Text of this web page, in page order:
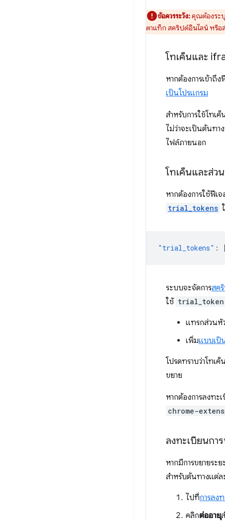
ข้อควรระวัง:คุณต้องระ
ตาแท็ก สคริปต์อินไลน์ หรือ
โทเค็นและ
หากต้องการเข้าถึ
เป็นโปรแกรม
สําหรับการใช้โทเ
ไม่ว่าจะเป็นต้นทา
ไฟล์ภายนอก
โทเค็นและส่ว
หากต้องการใช้ฟีเ
trial_tokens
"trial_tokens" :
ระบบจะจัดการสค
ใช้ trial_token
แทรกส่วนหั
เพิ่มแบบเป็
โปรดทราบว่าโทเ
ขยาย
หากต้องการลงทะ
chrome-
ลงทะเบียนกา
หากมีการขยายระ
สำหรับต้นทางแต่ล
ไปที่การลง
คลิกต่ออายุ